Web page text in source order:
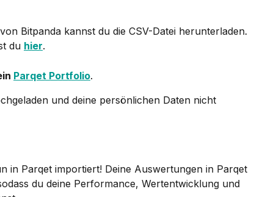
Bitpanda kannst du die CSV-Datei herunterladen.
du hier.
Parqet Portfolio.
und deine persönlichen Daten nicht
in Parqet importiert! Deine Auswertungen in Parqet
du deine Performance, Wertentwicklung und